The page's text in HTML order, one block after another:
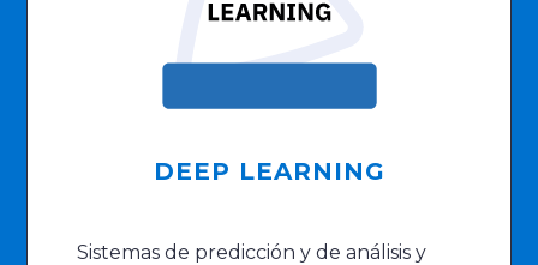
DEEP LEARNING
Sistemas de predicción y de análisis y